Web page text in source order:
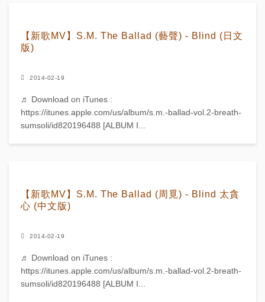
【新歌MV】S.M. The Ballad (藝聲) - Blind (日文
版)
2014-02-19
♬ Download on iTunes :
https://itunes.apple.com/us/album/s.m.-ballad-vol.2-breath-
sumsoli/id820196488 [ALBUM I...
【新歌MV】S.M. The Ballad (周覓) - Blind 太貪
心 (中文版)
2014-02-19
♬ Download on iTunes :
https://itunes.apple.com/us/album/s.m.-ballad-vol.2-breath-
sumsoli/id820196488 [ALBUM I...